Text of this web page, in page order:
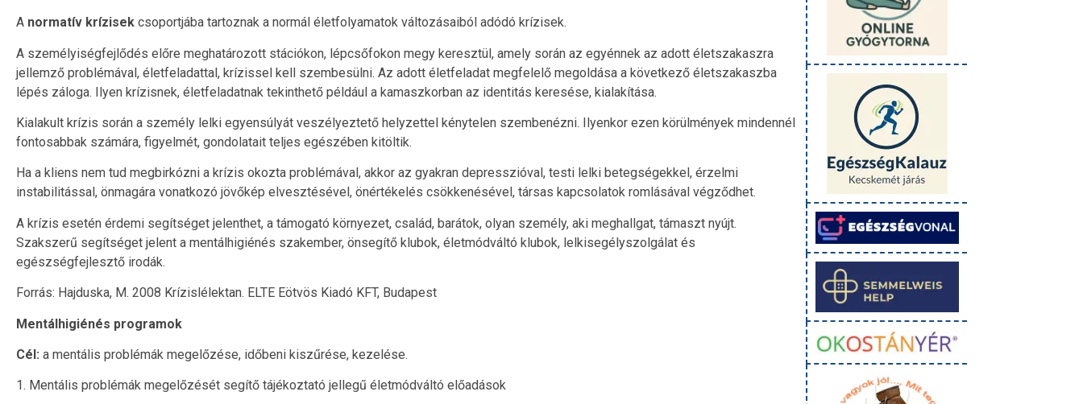
A normatív krízisek csoportjába tartoznak a normál életfolyamatok változásaiból adódó krízisek.
A személyiségfejlődés előre meghatározott stációkon, lépcsőfokon megy keresztül, amely során az egyénnek az adott életszakaszra
jellemző problémával, életfeladattal, krízissel kell szembesülni. Az adott életfeladat megfelelő megoldása a következő életszakaszba
lépés záloga. Ilyen krízisnek, életfeladatnak tekinthető például a kamaszkorban az identitás keresése, kialakítása.
Kialakult krízis során a személy lelki egyensúlyát veszélyeztető helyzettel kénytelen szembenézni. Ilyenkor ezen körülmények mindennél
fontosabbak számára, figyelmét, gondolatait teljes egészében kitöltik.
Ha a kliens nem tud megbirkózni a krízis okozta problémával, akkor az gyakran depresszióval, testi lelki betegségekkel, érzelmi
instabilitással, önmagára vonatkozó jövőkép elvesztésével, önértékelés csökkenésével, társas kapcsolatok romlásával végződhet.
A krízis esetén érdemi segítséget jelenthet, a támogató környezet, család, barátok, olyan személy, aki meghallgat, támaszt nyújt.
Szakszerű segítséget jelent a mentálhigiénés szakember, önsegítő klubok, életmódváltó klubok, lelkisegélyszolgálat és
egészségfejlesztő irodák.
Forrás: Hajduska, M. 2008 Krízislélektan. ELTE Eötvös Kiadó KFT, Budapest
Mentálhigiénés programok
Cél: a mentális problémák megelőzése, időbeni kiszűrése, kezelése.
1. Mentális problémák megelőzését segítő tájékoztató jellegű életmódváltó előadások